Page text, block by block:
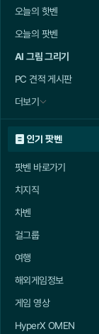
오늘의 핫벤
오늘의 팟벤
AI 그림 그리기
PC 견적 게시판
더보기
인기 팟벤
팟벤 바로가기
치지직
차벤
걸그룹
여행
해외게임정보
게임 영상
HyperX OMEN